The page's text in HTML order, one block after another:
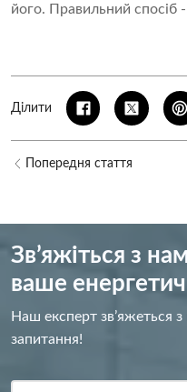
його. Правильний спосіб
Ділити
Попередня стаття
Зв’яжіться з
ваше
Наш експерт зв’яжеться
запитання!